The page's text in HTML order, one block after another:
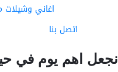
اغاني وشيلات
اتصل بنا
اهم يوم في